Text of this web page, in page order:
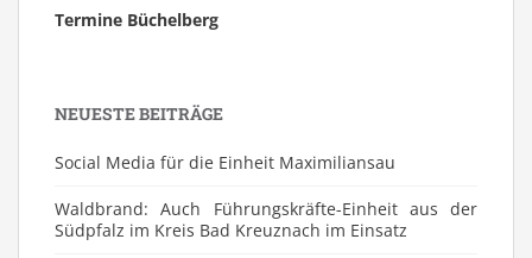
Termine Büchelberg
NEUESTE BEITRÄGE
Social Media für die Einheit Maximiliansau
Waldbrand: Auch Führungskräfte-Einheit aus der
Südpfalz im Kreis Bad Kreuznach im Einsatz